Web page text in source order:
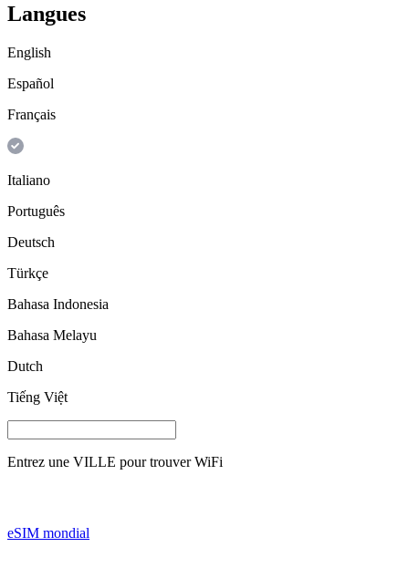
Langues
English
Español
Français
Italiano
Português
Deutsch
Türkçe
Bahasa Indonesia
Bahasa Melayu
Dutch
Tiếng Việt
Entrez une VILLE pour trouver WiFi
eSIM mondial